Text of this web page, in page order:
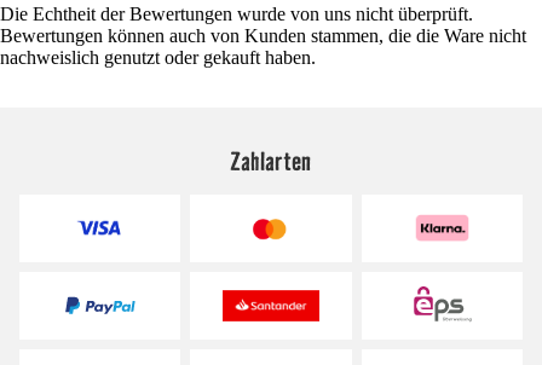
Die Echtheit der Bewertungen wurde von uns nicht überprüft.
Bewertungen können auch von Kunden stammen, die die Ware nicht
nachweislich genutzt oder gekauft haben.
Zahlarten